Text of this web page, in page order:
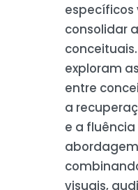
específicos
consolidar
exploram
entre
a
e a fluência
visuais,